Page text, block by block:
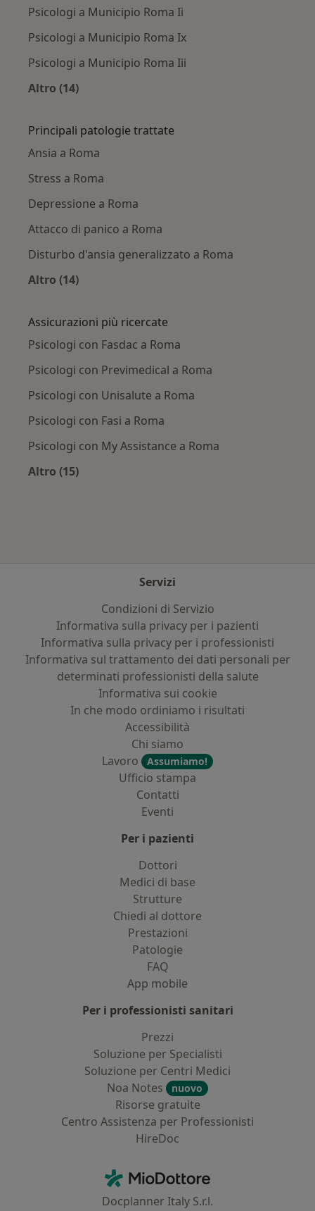
Psicologi a Municipio Roma Ii
Psicologi a Municipio Roma Ix
Psicologi a Municipio Roma Iii
Altro (14)
Principali patologie trattate
Ansia a Roma
Stress a Roma
Depressione a Roma
Attacco di panico a Roma
Disturbo d'ansia generalizzato a Roma
Altro (14)
Assicurazioni più ricercate
Psicologi con Fasdac a Roma
Psicologi con Previmedical a Roma
Psicologi con Unisalute a Roma
Psicologi con Fasi a Roma
Psicologi con My Assistance a Roma
Altro (15)
Servizi
Condizioni di Servizio
Informativa sulla privacy per i pazienti
Informativa sulla privacy per i professionisti
Informativa sul trattamento dei dati personali per
determinati professionisti della salute
Informativa sui cookie
In che modo ordiniamo i risultati
Accessibilità
Chi siamo
Lavoro
Assumiamo!
Ufficio stampa
Contatti
Eventi
Per i pazienti
Dottori
Medici di base
Strutture
Chiedi al dottore
Prestazioni
Patologie
FAQ
App mobile
Per i professionisti sanitari
Prezzi
Soluzione per Specialisti
Soluzione per Centri Medici
Noa Notes
nuovo
Risorse gratuite
Centro Assistenza per Professionisti
HireDoc
MioDottore - Homepage
Docplanner Italy S.r.l.